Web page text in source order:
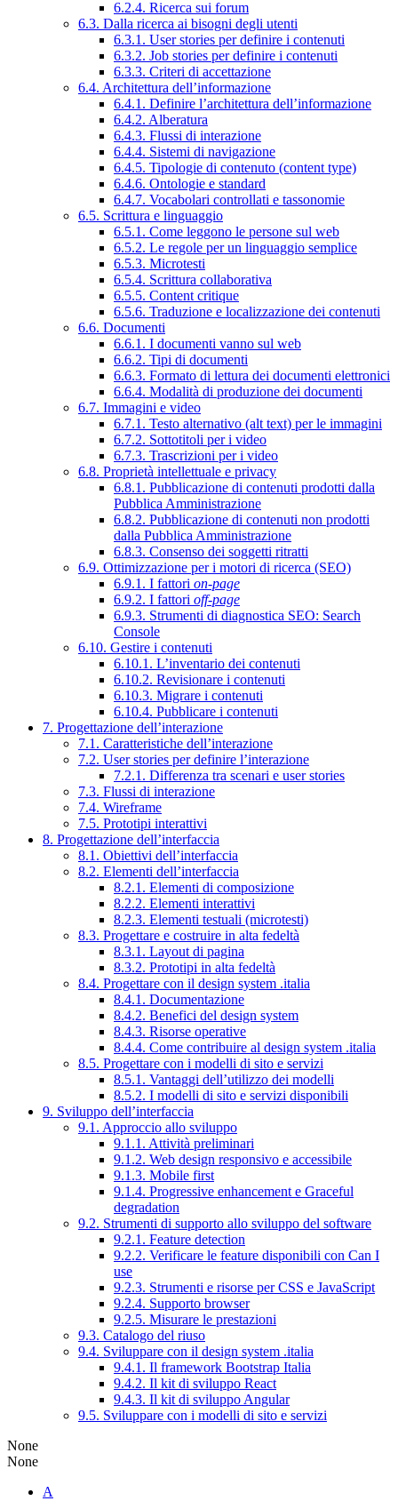
6.2.4. Ricerca sui forum
6.3. Dalla ricerca ai bisogni degli utenti
6.3.1. User stories per definire i contenuti
6.3.2. Job stories per definire i contenuti
6.3.3. Criteri di accettazione
6.4. Architettura dell’informazione
6.4.1. Definire l’architettura dell’informazione
6.4.2. Alberatura
6.4.3. Flussi di interazione
6.4.4. Sistemi di navigazione
6.4.5. Tipologie di contenuto (content type)
6.4.6. Ontologie e standard
6.4.7. Vocabolari controllati e tassonomie
6.5. Scrittura e linguaggio
6.5.1. Come leggono le persone sul web
6.5.2. Le regole per un linguaggio semplice
6.5.3. Microtesti
6.5.4. Scrittura collaborativa
6.5.5. Content critique
6.5.6. Traduzione e localizzazione dei contenuti
6.6. Documenti
6.6.1. I documenti vanno sul web
6.6.2. Tipi di documenti
6.6.3. Formato di lettura dei documenti elettronici
6.6.4. Modalità di produzione dei documenti
6.7. Immagini e video
6.7.1. Testo alternativo (alt text) per le immagini
6.7.2. Sottotitoli per i video
6.7.3. Trascrizioni per i video
6.8. Proprietà intellettuale e privacy
6.8.1. Pubblicazione di contenuti prodotti dalla
Pubblica Amministrazione
6.8.2. Pubblicazione di contenuti non prodotti
dalla Pubblica Amministrazione
6.8.3. Consenso dei soggetti ritratti
6.9. Ottimizzazione per i motori di ricerca (SEO)
6.9.1. I fattori on-page
6.9.2. I fattori off-page
6.9.3. Strumenti di diagnostica SEO: Search
Console
6.10. Gestire i contenuti
6.10.1. L’inventario dei contenuti
6.10.2. Revisionare i contenuti
6.10.3. Migrare i contenuti
6.10.4. Pubblicare i contenuti
7. Progettazione dell’interazione
7.1. Caratteristiche dell’interazione
7.2. User stories per definire l’interazione
7.2.1. Differenza tra scenari e user stories
7.3. Flussi di interazione
7.4. Wireframe
7.5. Prototipi interattivi
8. Progettazione dell’interfaccia
8.1. Obiettivi dell’interfaccia
8.2. Elementi dell’interfaccia
8.2.1. Elementi di composizione
8.2.2. Elementi interattivi
8.2.3. Elementi testuali (microtesti)
8.3. Progettare e costruire in alta fedeltà
8.3.1. Layout di pagina
8.3.2. Prototipi in alta fedeltà
8.4. Progettare con il design system .italia
8.4.1. Documentazione
8.4.2. Benefici del design system
8.4.3. Risorse operative
8.4.4. Come contribuire al design system .italia
8.5. Progettare con i modelli di sito e servizi
8.5.1. Vantaggi dell’utilizzo dei modelli
8.5.2. I modelli di sito e servizi disponibili
9. Sviluppo dell’interfaccia
9.1. Approccio allo sviluppo
9.1.1. Attività preliminari
9.1.2. Web design responsivo e accessibile
9.1.3. Mobile first
9.1.4. Progressive enhancement e Graceful
degradation
9.2. Strumenti di supporto allo sviluppo del software
9.2.1. Feature detection
9.2.2. Verificare le feature disponibili con Can I
use
9.2.3. Strumenti e risorse per CSS e JavaScript
9.2.4. Supporto browser
9.2.5. Misurare le prestazioni
9.3. Catalogo del riuso
9.4. Sviluppare con il design system .italia
9.4.1. Il framework Bootstrap Italia
9.4.2. Il kit di sviluppo React
9.4.3. Il kit di sviluppo Angular
9.5. Sviluppare con i modelli di sito e servizi
None
None
A